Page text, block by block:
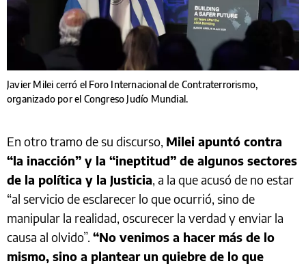
Javier Milei cerró el Foro Internacional de Contraterrorismo,
organizado por el Congreso Judío Mundial.
En otro tramo de su discurso, Milei apuntó contra
“la inacción” y la “ineptitud” de algunos sectores
de la política y la Justicia, a la que acusó de no estar
“al servicio de esclarecer lo que ocurrió, sino de
manipular la realidad, oscurecer la verdad y enviar la
causa al olvido”. “No venimos a hacer más de lo
mismo, sino a plantear un quiebre de lo que